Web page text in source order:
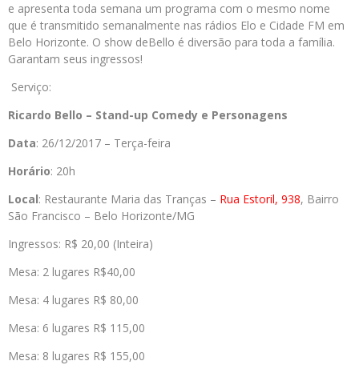
e apresenta toda semana um programa com o mesmo nome
que é transmitido semanalmente nas rádios Elo e Cidade FM em
Belo Horizonte. O show deBello é diversão para toda a família.
Garantam seus ingressos!
Serviço:
Ricardo Bello – Stand-up Comedy e Personagens
Data: 26/12/2017 – Terça-feira
Horário: 20h
Local: Restaurante Maria das Tranças – Rua Estoril, 938, Bairro
São Francisco – Belo Horizonte/MG
Ingressos: R$ 20,00 (Inteira)
Mesa: 2 lugares R$40,00
Mesa: 4 lugares R$ 80,00
Mesa: 6 lugares R$ 115,00
Mesa: 8 lugares R$ 155,00